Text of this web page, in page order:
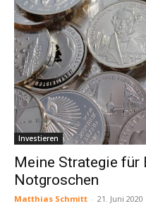
Investieren
Meine Strategie für
Notgroschen
Matthias Schmitt - 21. Juni 2020